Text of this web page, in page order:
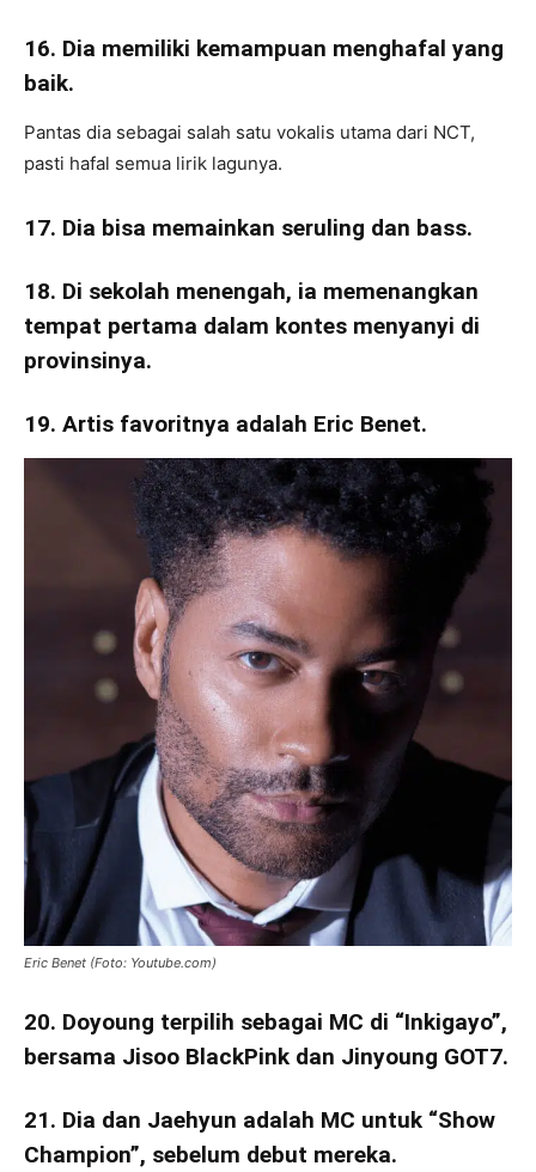
16. Dia memiliki kemampuan menghafal yang
baik.
Pantas dia sebagai salah satu vokalis utama dari NCT,
pasti hafal semua lirik lagunya.
17. Dia bisa memainkan seruling dan bass.
18. Di sekolah menengah, ia memenangkan
tempat pertama dalam kontes menyanyi di
provinsinya.
19. Artis favoritnya adalah Eric Benet.
Eric Benet (Foto: Youtube.com)
20. Doyoung terpilih sebagai MC di “Inkigayo”,
bersama Jisoo BlackPink dan Jinyoung GOT7.
21. Dia dan Jaehyun adalah MC untuk “Show
Champion”, sebelum debut mereka.